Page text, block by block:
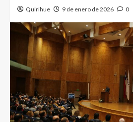
Quirihue 9 de enero de 2026 0